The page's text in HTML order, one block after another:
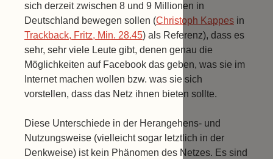
sich derzeit zwischen 8 und 9 Millionen in
Deutschland bewegen sollen (Christoph Kappes in
Trackback, Fritz, Min. 28.45) als Referenz), dass es
sehr, sehr viele Leute gibt, denen genau die
Möglichkeiten auf Facebook das geben, was sie im
Internet machen wollen bzw. was sie sich
vorstellen, dass das Netz ihnen bieten sollte.
Diese Unterschiede in der Herangehens- und
Nutzungsweise (vielleicht sogar letztlich in der
Denkweise) ist kein Phänomen des Netzes. Es sind